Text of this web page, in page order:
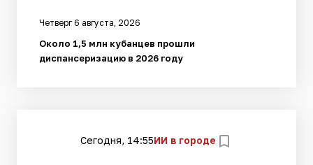
Четверг 6 августа, 2026
Около 1,5 млн кубанцев прошли
диспансеризацию в 2026 году
Сегодня, 14:55ИИ в городе